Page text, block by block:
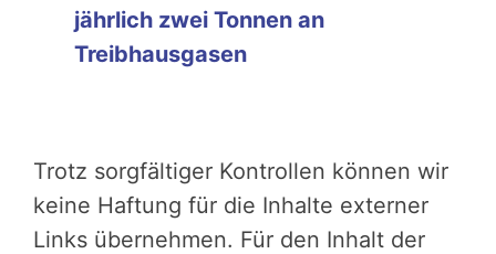
jährlich zwei Tonnen an
Treibhausgasen
Trotz sorgfältiger Kontrollen können wir
keine Haftung für die Inhalte externer
Links übernehmen. Für den Inhalt der